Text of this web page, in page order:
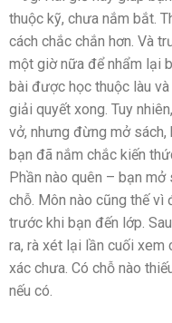
thuộc kỹ, chưa nắm bắt.
cách chắc chắn hơn. Và
một giờ nữa để nhẩm lại
bài được học thuộc làu
giải quyết xong. Tuy
vở, nhưng đừng mở
bạn đã nắm chắc kiến
Phần nào quên – bạn
chỗ. Môn nào cũng thế vì
trước khi bạn đến lớp.
ra, rà xét lại lần cuối xem
xác chưa. Có chỗ nào
nếu có.